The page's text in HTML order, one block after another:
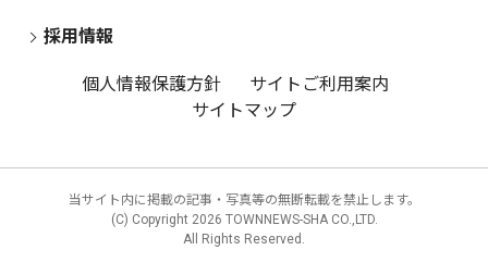
採用情報
個人情報保護方針
サイトご利用案内
サイトマップ
当サイト内に掲載の記事・写真等の無断転載を禁止します。
(C) Copyright 2026 TOWNNEWS-SHA CO.,LTD.
All Rights Reserved.